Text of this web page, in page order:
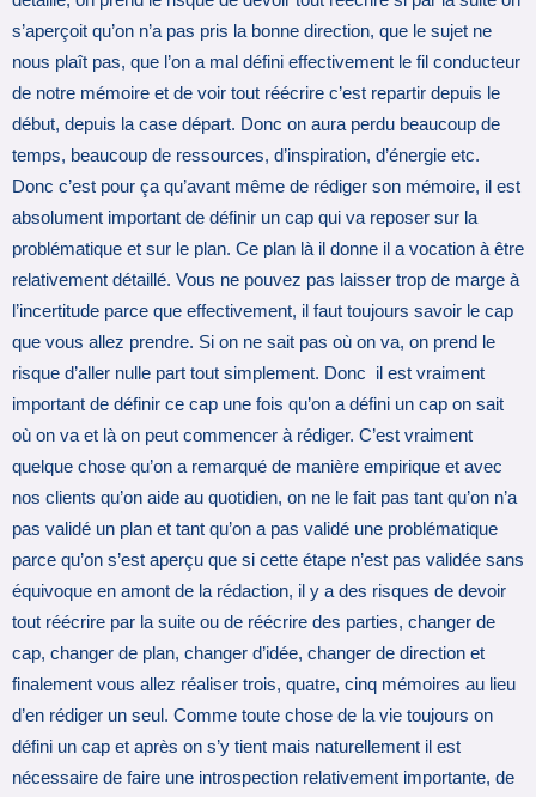
s’aperçoit qu’on n’a pas pris la bonne direction, que le sujet ne
nous plaît pas, que l’on a mal défini effectivement le fil conducteur
de notre mémoire et de voir tout réécrire c’est repartir depuis le
début, depuis la case départ. Donc on aura perdu beaucoup de
temps, beaucoup de ressources, d’inspiration, d’énergie etc.
Donc c’est pour ça qu’avant même de rédiger son mémoire, il est
absolument important de définir un cap qui va reposer sur la
problématique et sur le plan. Ce plan là il donne il a vocation à être
relativement détaillé. Vous ne pouvez pas laisser trop de marge à
l’incertitude parce que effectivement, il faut toujours savoir le cap
que vous allez prendre. Si on ne sait pas où on va, on prend le
risque d’aller nulle part tout simplement. Donc il est vraiment
important de définir ce cap une fois qu’on a défini un cap on sait
où on va et là on peut commencer à rédiger. C’est vraiment
quelque chose qu’on a remarqué de manière empirique et avec
nos clients qu’on aide au quotidien, on ne le fait pas tant qu’on n’a
pas validé un plan et tant qu’on a pas validé une problématique
parce qu’on s’est aperçu que si cette étape n’est pas validée sans
équivoque en amont de la rédaction, il y a des risques de devoir
tout réécrire par la suite ou de réécrire des parties, changer de
cap, changer de plan, changer d’idée, changer de direction et
finalement vous allez réaliser trois, quatre, cinq mémoires au lieu
d’en rédiger un seul. Comme toute chose de la vie toujours on
défini un cap et après on s’y tient mais naturellement il est
nécessaire de faire une introspection relativement importante, de